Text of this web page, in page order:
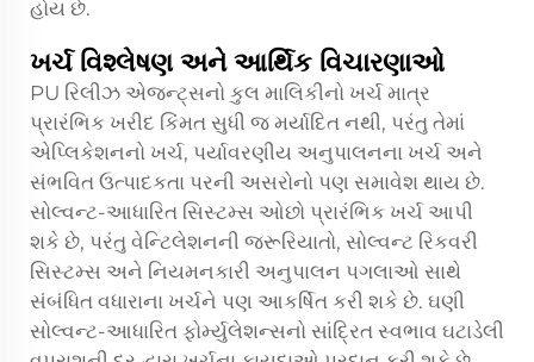
હોય છે.
ખર્ચ વિશ્લેષણ અને આર્થિક વિચારણાઓ
PU રિલીઝ એજન્ટ્સનો કુલ માલિકીનો ખર્ચ માત્ર
પ્રારંભિક ખરીદ કિંમત સુધી જ મર્યાદિત નથી, પરંતુ તેમાં
એપ્લિકેશનનો ખર્ચ, પર્યાવરણીય અનુપાલનના ખર્ચ અને
સંભવિત ઉત્પાદકતા પરની અસરોનો પણ સમાવેશ થાય છે.
સોલ્વન્ટ-આધારિત સિસ્ટમ્સ ઓછો પ્રારંભિક ખર્ચ આપી
શકે છે, પરંતુ વેન્ટિલેશનની જરૂરિયાતો, સોલ્વન્ટ રિકવરી
સિસ્ટમ્સ અને નિયમનકારી અનુપાલન પગલાઓ સાથે
સંબંધિત વધારાના ખર્ચને પણ આકર્ષિત કરી શકે છે. ઘણી
સોલ્વન્ટ-આધારિત ફોર્મ્યુલેશન્સનો સાંદ્રિત સ્વભાવ ઘટાડેલી